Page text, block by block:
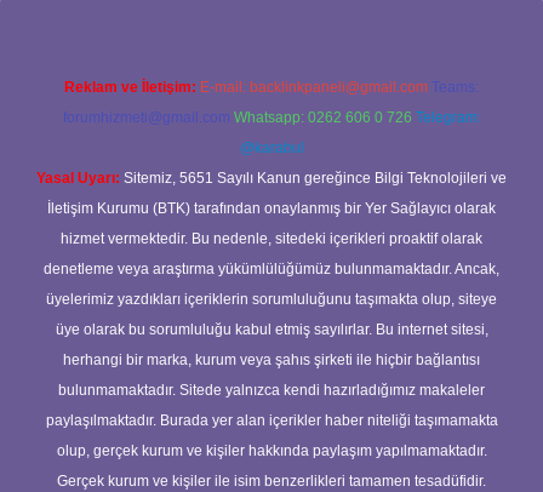
Reklam ve İletişim: E-mail: backlinkpaneli@gmail.com Teams:
forumhizmeti@gmail.com Whatsapp: 0262 606 0 726 Telegram:
@karabul
Yasal Uyarı: Sitemiz, 5651 Sayılı Kanun gereğince Bilgi Teknolojileri ve
İletişim Kurumu (BTK) tarafından onaylanmış bir Yer Sağlayıcı olarak
hizmet vermektedir. Bu nedenle, sitedeki içerikleri proaktif olarak
denetleme veya araştırma yükümlülüğümüz bulunmamaktadır. Ancak,
üyelerimiz yazdıkları içeriklerin sorumluluğunu taşımakta olup, siteye
üye olarak bu sorumluluğu kabul etmiş sayılırlar. Bu internet sitesi,
herhangi bir marka, kurum veya şahıs şirketi ile hiçbir bağlantısı
bulunmamaktadır. Sitede yalnızca kendi hazırladığımız makaleler
paylaşılmaktadır. Burada yer alan içerikler haber niteliği taşımamakta
olup, gerçek kurum ve kişiler hakkında paylaşım yapılmamaktadır.
Gerçek kurum ve kişiler ile isim benzerlikleri tamamen tesadüfidir.